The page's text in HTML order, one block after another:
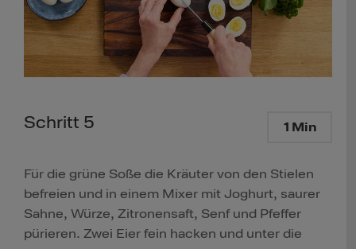
Schritt 5 1 Min
Für die grüne Soße die Kräuter von den Stielen
befreien und in einem Mixer mit Joghurt, saurer
Sahne, Würze, Zitronensaft, Senf und Pfeffer
pürieren. Zwei Eier fein hacken und unter die